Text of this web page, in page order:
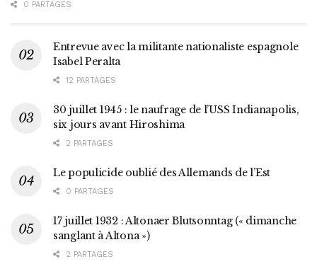
0 PARTAGES
Entrevue avec la militante nationaliste espagnole
Isabel Peralta
12 PARTAGES
30 juillet 1945 : le naufrage de l’USS Indianapolis,
six jours avant Hiroshima
2 PARTAGES
Le populicide oublié des Allemands de l’Est
0 PARTAGES
17 juillet 1932 : Altonaer Blutsonntag (« dimanche
sanglant à Altona »)
2 PARTAGES